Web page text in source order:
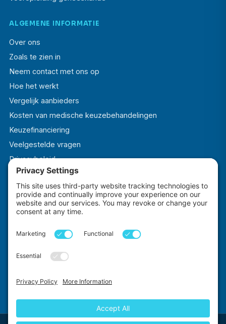
ALGEMENE INFORMATIE
Over ons
Zoals te zien in
Neem contact met ons op
Hoe het werkt
Vergelijk aanbieders
Kosten van medische keuzebehandelingen
Keuzefinanciering
Veelgestelde vragen
Privacybeleid
Algemene voorwaarden
Cookiebeleid